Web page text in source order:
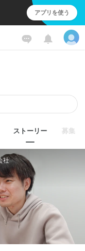
アプリを使う
ストーリー 募集
社